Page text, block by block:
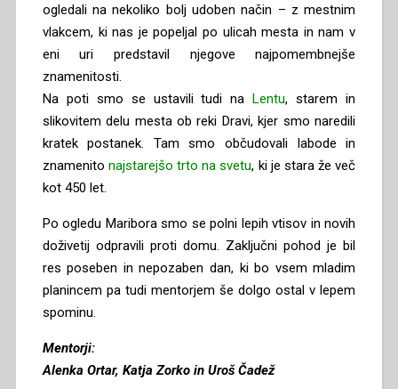
ogledali na nekoliko bolj udoben način – z mestnim
vlakcem, ki nas je popeljal po ulicah mesta in nam v
eni uri predstavil njegove najpomembnejše
znamenitosti.
Na poti smo se ustavili tudi naLentu, starem in
slikovitem delu mesta ob reki Dravi, kjer smo naredili
kratek postanek. Tam smo občudovali labode in
znamenitonajstarejšo trto na svetu, ki je stara že več
kot 450 let.
Po ogledu Maribora smo se polni lepih vtisov in novih
doživetij odpravili proti domu. Zaključni pohod je bil
res poseben in nepozaben dan, ki bo vsem mladim
planincem pa tudi mentorjem še dolgo ostal v lepem
spominu.
Mentorji:
Alenka Ortar, Katja Zorko in Uroš Čadež